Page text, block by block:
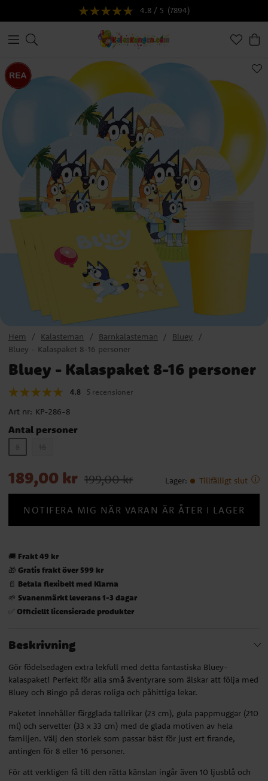
4.8 / 5 (7894)
Hem Kalasteman Barnkalasteman
Bluey
Bluey - Kalaspaket 8-16 personer
Bluey - Kalaspaket 8-16 personer
4.8 5 recensioner
Art nr: KP-286-8
Antal personer
Nuvarande pris
189,00 kr 199,00 kr Lager: Tillfälligt slut
NOTIFERA MIG NÄR VARAN ÄR ÅTER I LAGER
🚚 Frakt 49 kr
🎁 Gratis frakt över 599 kr
📄 Betala flexibelt med Klarna
🌱 Svanenmärkt leverans 1-3 dagar
✅ Officiellt licensierade produkter
Beskrivning
Gör födelsedagen extra lekfull med detta fantastiska Bluey-
kalaspaket! Perfekt för alla små äventyrare som älskar att följa med
Bluey och Bingo på deras roliga och påhittiga lekar.
Paketet innehåller färgglada tallrikar (23 cm), gula pappmuggar (210
ml) och servetter (33 x 33 cm) med de glada motiven av hela
familjen. Välj den storlek som passar bäst för just ert firande,
antingen för 8 eller 16 personer.
För att verkligen få till den rätta känslan ingår även 10 ljusblå och